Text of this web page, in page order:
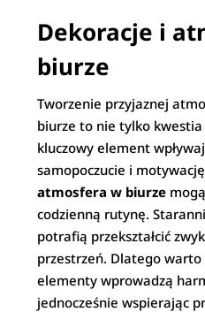
Dekoracje i
biurze
Tworzenie przyjaznej
biurze to nie tylko
kluczowy element
samopoczucie i
atmosfera w biurze
codzienną rutynę.
potrafią przekształcić
przestrzeń. Dlatego
elementy wprowadzą
jednocześnie wspierając